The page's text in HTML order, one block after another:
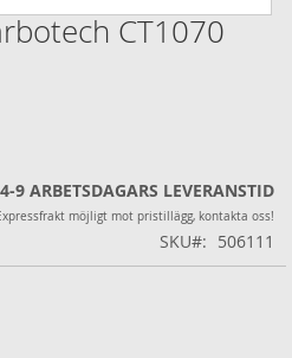
CT1070
4-9 ARBETSDAGARS LEVERANSTID
möjligt mot pristillägg, kontakta oss!
SKU 506111